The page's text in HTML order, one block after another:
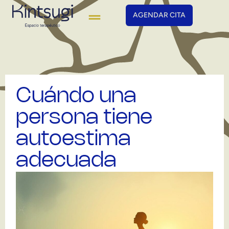
AGENDAR CITA
Cuándo una
persona tiene
autoestima
adecuada